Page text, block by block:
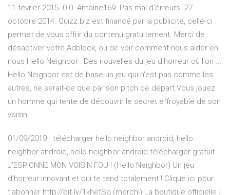
11 février 2015. 0 0. Antoine169. Pas mal d'érreurs. 27
octobre 2014. Quizz.biz est financé par la publicité, celle-ci
permet de vous offrir du contenu gratuitement. Merci de
désactiver votre Adblock, ou de voir comment nous aider en
nous Hello Neighbor : Des nouvelles du jeu d'horreur où l'on ...
Hello Neighbor est de base un jeu qui n'est pas comme les
autres, ne serait-ce que par son pitch de départ.Vous jouez
un homme qui tente de découvrir le secret effroyable de son
voisin
01/09/2019 · télécharger hello neighbor android, hello
neighbor android, hello neighbor android télécharger gratuit
J'ESPIONNE MON VOISIN FOU ! (Hello Neighbor) Un jeu
d'horreur innovant et qui te tend totalement ! Clique ici pour
t'abonner http://bit.ly/1khetSq (merchi) La boutique officielle :